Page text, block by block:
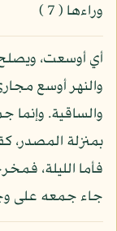
وراءها ( 7 )
أي أوسعت،
والنهر أوسع
والساقية. وإنما
بمنزلة المصدر،
فأما الليلة،
جاء جمعه على